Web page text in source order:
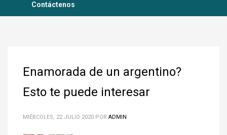
Contáctenos
Enamorada de un argentino?
Esto te puede interesar
MIÉRCOLES, 22 JULIO 2020 POR ADMIN